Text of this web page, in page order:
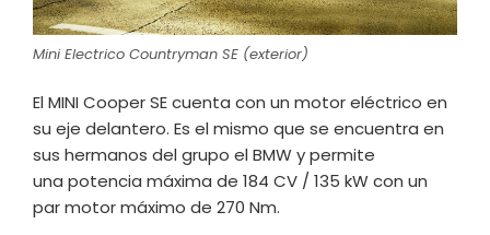
Mini Electrico Countryman SE (exterior)
El MINI Cooper SE cuenta con un motor eléctrico en
su eje delantero. Es el mismo que se encuentra en
sus hermanos del grupo el BMW y permite
una potencia máxima de 184 CV / 135 kW con un
par motor máximo de 270 Nm.